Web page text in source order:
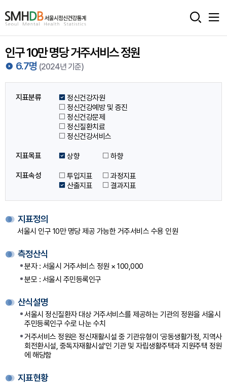
서
울
시
정
신
통
으
로
동
인구 10만 명당 거주서비스 정원
6.7명 (2024년 기준)
지표분류
정신건강자원
정신건강예방 및 증진
정신건강문제
정신질환치료
정신건강서비스
지표목표 상향 하향
지표속성 투입지표
과정지표
산출지표
결과지표
지표정의
서울시 인구 10만 명당 제공 가능한 거주서비스 수용 인원
측정산식
분자 : 서울시 거주서비스 정원 × 100,000
분모 : 서울시 주민등록인구
산식설명
서울시 정신질환자 대상 거주서비스를 제공하는 기관의 정원을 서울시
주민등록인구 수로 나눈 수치
거주서비스 정원은 정신재활시설 중 기관유형이 ‘공동생활가정, 지역사
회전환시설, 중독자재활시설’인 기관 및 자립생활주택과 지원주택 정원
에 해당함
지표현황